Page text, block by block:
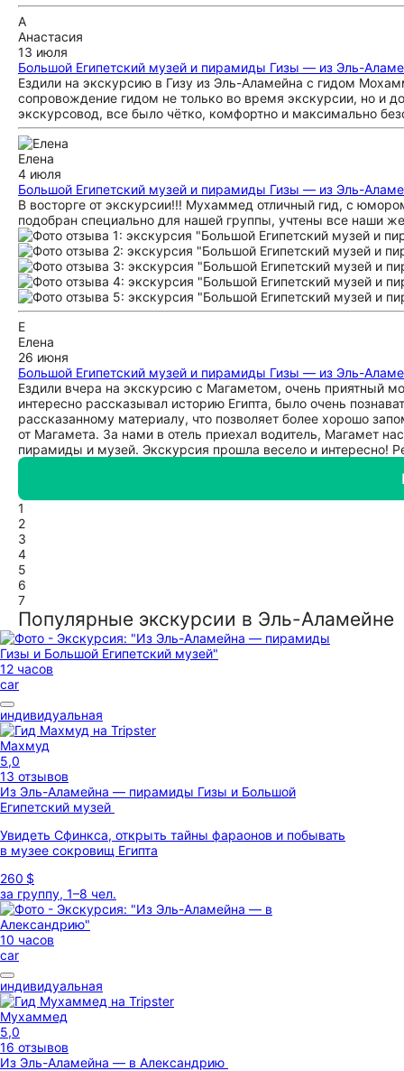
А
Анастасия
13 июля
Большой Египетский музей и пирамиды Гизы — из Эль-
Ездили на экскурсию в Гизу из Эль-Аламейна с гидом
сопровождение гидом не только во время экскурсии, но и
экскурсовод, все было чётко, комфортно и максимально
Елена
4 июля
Большой Египетский музей и пирамиды Гизы — из Эль-
В восторге от экскурсии!!! Мухаммед отличный гид, с
подобран специально для нашей группы, учтены все наши
Е
Елена
26 июня
Большой Египетский музей и пирамиды Гизы — из Эль-
Ездили вчера на экскурсию с Магаметом, очень приятный
интересно рассказывал историю Египта, было очень
рассказанному материалу, что позволяет более хорошо
от Магамета. За нами в отель приехал водитель, Магамет
пирамиды и музей. Экскурсия прошла весело и интересно!
1
2
3
4
5
6
7
Популярные экскурсии в Эль-Аламейне
12 часов
car
индивидуальная
Махмуд
5,0
13 отзывов
Из Эль-Аламейна — пирамиды Гизы и Большой
Египетский музей
Увидеть Сфинкса, открыть тайны фараонов и побывать
в музее сокровищ Египта
260 $
за группу, 1–8 чел.
10 часов
car
индивидуальная
Мухаммед
5,0
16 отзывов
Из Эль-Аламейна — в Александрию